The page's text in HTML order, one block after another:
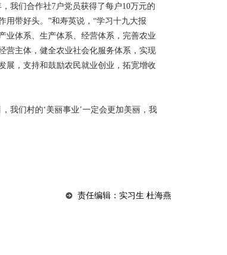
我们合作社7户党员获得了每户10万元的
用带好头。”和寿英说，“学习十九大报
业体系、生产体系、经营体系，完善农业
营主体，健全农业社会化服务体系，实现
展，支持和鼓励农民就业创业，拓宽增收
我们村的‘美丽事业’一定会更加美丽，我
责任编辑：实习生 杜海燕